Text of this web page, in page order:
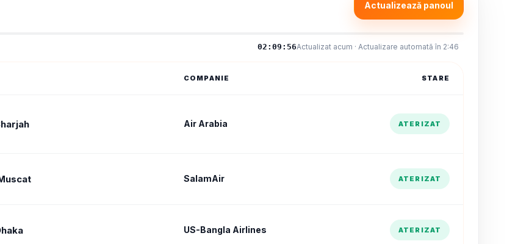
Actualizează panoul
02:09:57Actualizat acum · Actualizare automată în 2:45
COMPANIE STARE
Air Arabia ATERIZAT
SalamAir ATERIZAT
US-Bangla Airlines ATERIZAT